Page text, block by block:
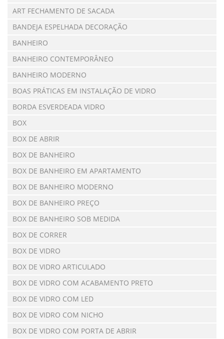
ART FECHAMENTO DE SACADA
BANDEJA ESPELHADA DECORAÇÃO
BANHEIRO
BANHEIRO CONTEMPORÂNEO
BANHEIRO MODERNO
BOAS PRÁTICAS EM INSTALAÇÃO DE VIDRO
BORDA ESVERDEADA VIDRO
BOX
BOX DE ABRIR
BOX DE BANHEIRO
BOX DE BANHEIRO EM APARTAMENTO
BOX DE BANHEIRO MODERNO
BOX DE BANHEIRO PREÇO
BOX DE BANHEIRO SOB MEDIDA
BOX DE CORRER
BOX DE VIDRO
BOX DE VIDRO ARTICULADO
BOX DE VIDRO COM ACABAMENTO PRETO
BOX DE VIDRO COM LED
BOX DE VIDRO COM NICHO
BOX DE VIDRO COM PORTA DE ABRIR